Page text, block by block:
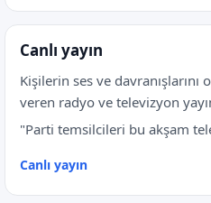
Canlı yayın
Kişilerin ses ve
veren radyo ve televizyon
"Parti temsilcileri bu akşam
Canlı yayın